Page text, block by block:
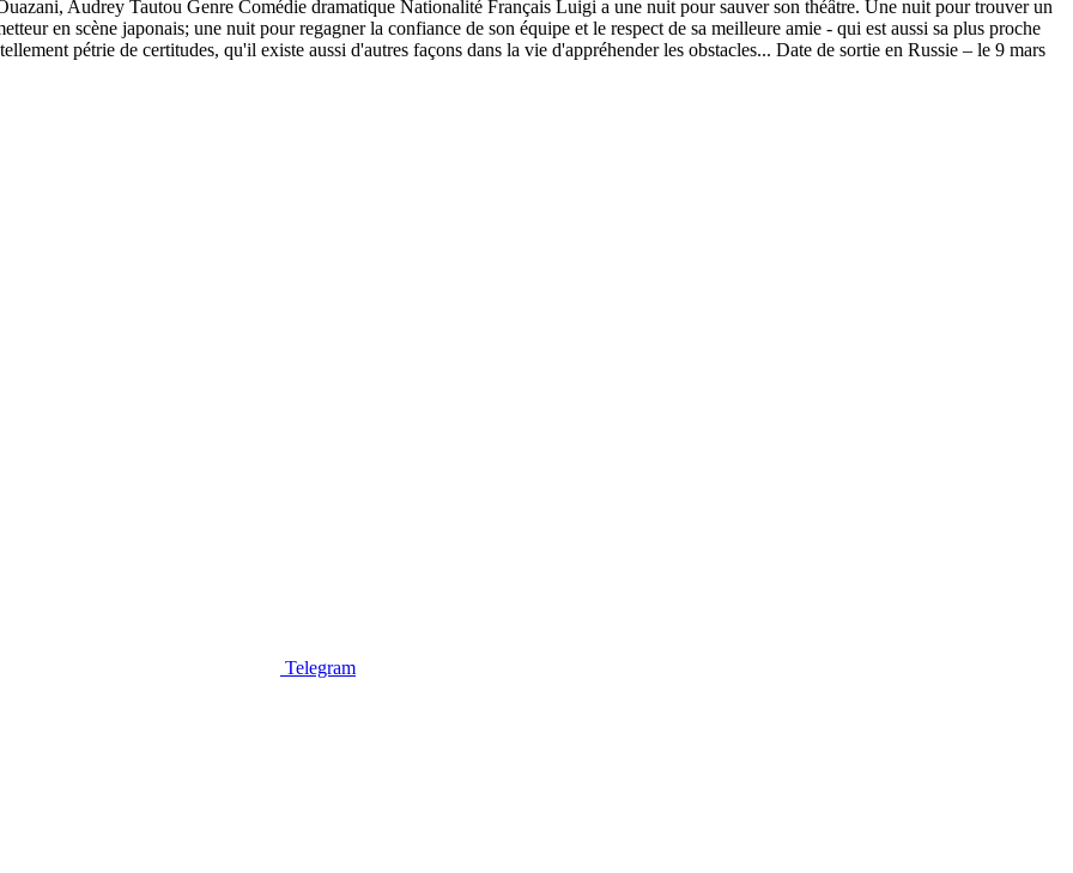
Audrey Tautou Genre Comédie dramatique Nationalité Français Luigi a une nuit pour sauver son théâtre. Une nuit pour trouver un
en scène japonais; une nuit pour regagner la confiance de son équipe et le respect de sa meilleure amie - qui est aussi sa plus proche
pétrie de certitudes, qu'il existe aussi d'autres façons dans la vie d'appréhender les obstacles... Date de sortie en Russie – le 9 mars
Telegram